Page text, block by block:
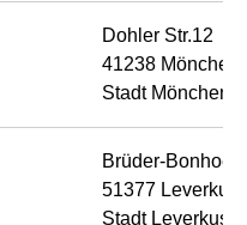
Dohler Str.12
41238
Stadt
Brüder-
51377
Stadt